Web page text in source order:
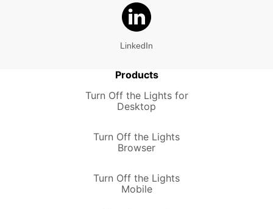
LinkedIn
Products
Turn Off the Lights for
Desktop
Turn Off the Lights
Browser
Turn Off the Lights
Mobile